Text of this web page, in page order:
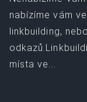
nabízíme vám
linkbuilding,
místa ve...